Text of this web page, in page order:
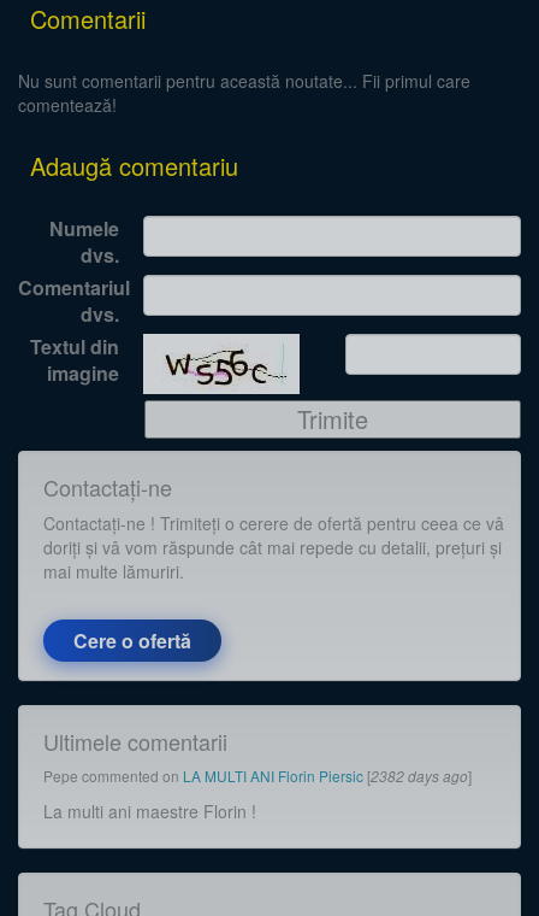
Comentarii
Nu sunt comentarii pentru această noutate... Fii primul care
comentează!
Adaugă comentariu
Numele
dvs.
Comentariul
dvs.
Textul din
imagine
Contactați-ne
Contactați-ne ! Trimiteți o cerere de ofertă pentru ceea ce vâ
doriți și vâ vom răspunde cât mai repede cu detalii, prețuri și
mai multe lămuriri.
Cere o ofertă
Ultimele comentarii
Pepe commented on LA MULTI ANI Florin Piersic [2382 days ago]
La multi ani maestre Florin !
Tag Cloud